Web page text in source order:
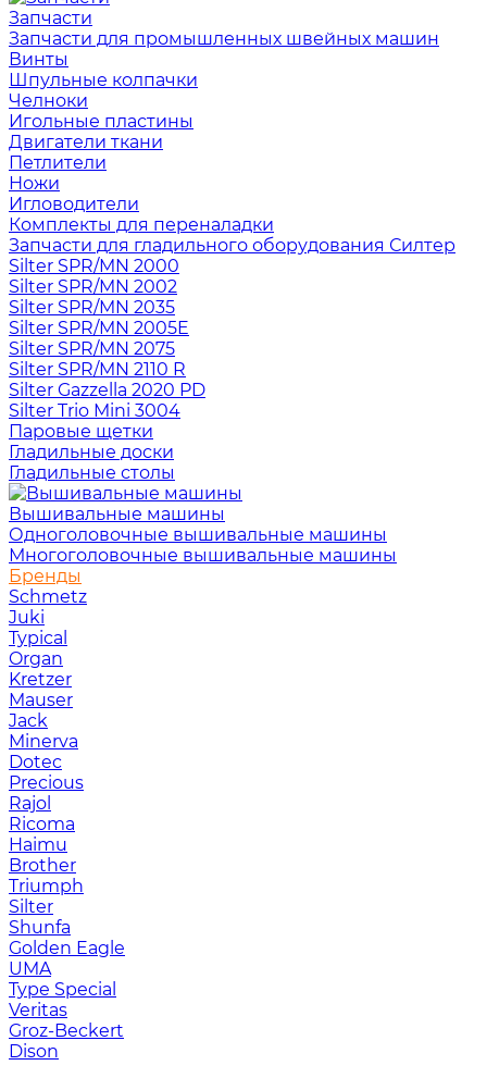
Запчасти
Запчасти для промышленных швейных машин
Винты
Шпульные колпачки
Челноки
Игольные пластины
Двигатели ткани
Петлители
Ножи
Игловодители
Комплекты для переналадки
Запчасти для гладильного оборудования Силтер
Silter SPR/MN 2000
Silter SPR/MN 2002
Silter SPR/MN 2035
Silter SPR/MN 2005E
Silter SPR/MN 2075
Silter SPR/MN 2110 R
Silter Gazzella 2020 PD
Silter Trio Mini 3004
Паровые щетки
Гладильные доски
Гладильные столы
Вышивальные машины
Одноголовочные вышивальные машины
Многоголовочные вышивальные машины
Бренды
Schmetz
Juki
Typical
Organ
Kretzer
Mauser
Jack
Minerva
Dotec
Precious
Rajol
Ricoma
Haimu
Brother
Triumph
Silter
Shunfa
Golden Eagle
UMA
Type Special
Veritas
Groz-Beckert
Dison